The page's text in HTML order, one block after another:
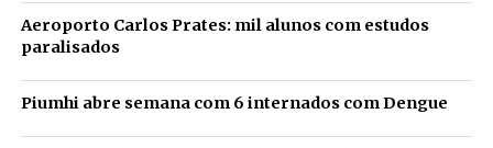
Aeroporto Carlos Prates: mil alunos com estudos
paralisados
Piumhi abre semana com 6 internados com Dengue